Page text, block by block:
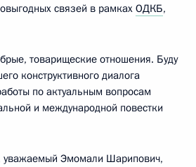
связей в рамках ОДКБ,
товарищеские отношения. Буду
конструктивного диалога
по актуальным вопросам
и международной повестки
Эмомали Шарипович,